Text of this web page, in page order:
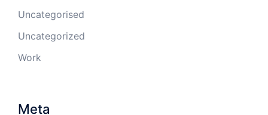
Uncategorised
Uncategorized
Work
Meta